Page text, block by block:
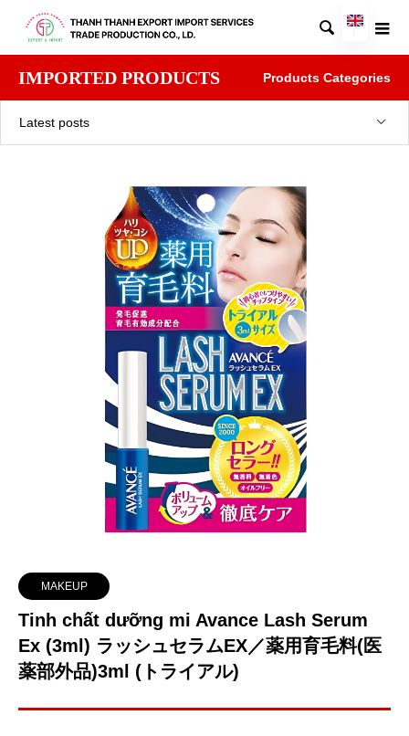

IMPORTED PRODUCTS Products Categories
Latest posts
MAKEUP
Tinh chất dưỡng mi Avance Lash Serum
Ex (3ml) ラッシュセラムEX／薬用育毛料(医
薬部外品)3ml (トライアル)